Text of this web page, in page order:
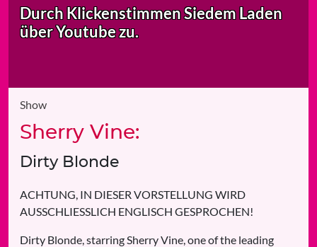
Durch Klickenstimmen Siedem Laden
über Youtube zu.
Show
Sherry Vine:
Dirty Blonde
ACHTUNG, IN DIESER VORSTELLUNG WIRD
AUSSCHLIESSLICH ENGLISCH GESPROCHEN!
Dirty Blonde, starring Sherry Vine, one of the leading